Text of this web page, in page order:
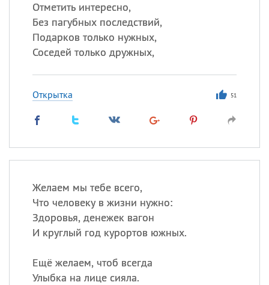
Отметить интересно,
Без пагубных последствий,
Подарков только нужных,
Соседей только дружных,
Открытка 51
Желаем мы тебе всего,
Что человеку в жизни нужно:
Здоровья, денежек вагон
И круглый год курортов южных.
Ещё желаем, чтоб всегда
Улыбка на лице сияла.
Сегодня празднуют именины
Герман
Посмотреть значение